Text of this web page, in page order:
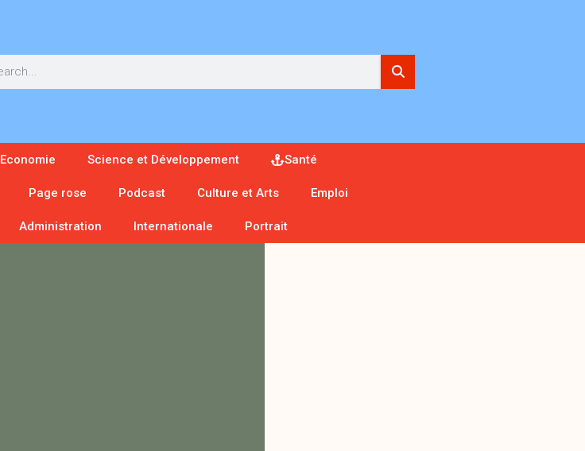
Economie Science et Développement Santé
Page rose Podcast Culture et Arts Emploi
Administration Internationale Portrait